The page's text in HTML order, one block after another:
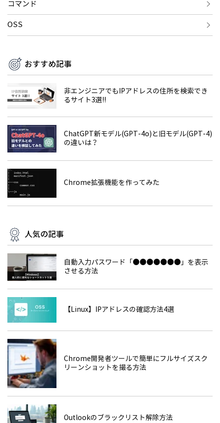
コマンド
OSS
おすすめ記事
非エンジニアでもIPアドレスの住所を検索でき
るサイト3選!!
ChatGPT新モデル(GPT-4o)と旧モデル(GPT-4)
の違いは？
Chrome拡張機能を作ってみた
人気の記事
自動入力パスワード「●●●●●●●」を表示
させる方法
【Linux】IPアドレスの確認方法4選
Chrome開発者ツールで簡単にフルサイズスク
リーンショットを撮る方法
Outlookのブラックリスト解除方法